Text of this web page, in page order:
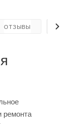
ОТЗЫВЫ
ремонта